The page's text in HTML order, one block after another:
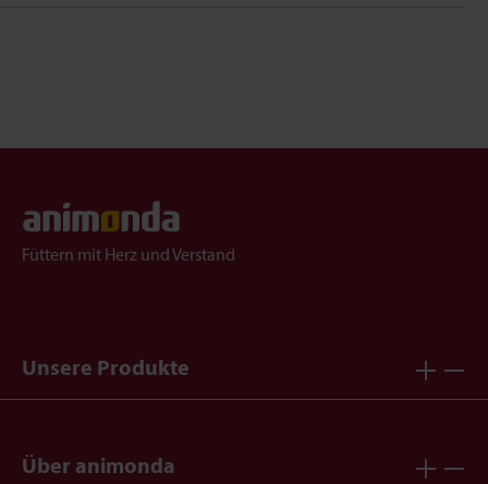
Füttern mit Herz und Verstand
Unsere Produkte
Über animonda